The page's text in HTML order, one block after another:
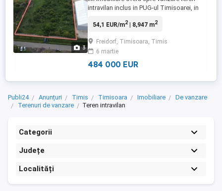
3
intravilan inclus in PUG-ul Timisoarei, in
totala de 8947 mp, cu 2 fronturi stradale:
complete Pentru informatii suplimentare
Raul - IM Imobiliare - 0720.023.592
54,1 EUR/m2| 8,947 m2
Freidorf, Timisoara, Timis
6 martie
484 000 EUR
Publi24 Anunțuri Timis Timisoara Imobiliare
De vanzare
Terenuri de vanzare
Teren intravilan
Categorii
Județe
Localități